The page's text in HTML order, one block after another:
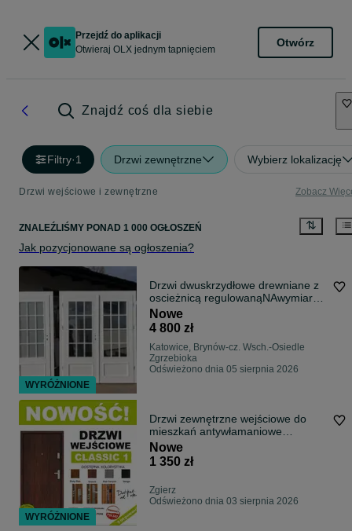
Przejdź do aplikacji
Otwieraj OLX jednym tapnięciem
Otwórz
Znajdź coś dla siebie
Filtry·1 Drzwi zewnętrzne Wybierz lokalizację
Drzwi wejściowe i zewnętrzne Zobacz
ZNALEŹLIŚMY PONAD 1 000 OGŁOSZEŃ
Jak pozycjonowane są ogłoszenia?
Drzwi dwuskrzydłowe drewniane z
oscieżnicą regulowanąNAwymiar
C.POLSKA
Nowe
4 800 zł
Katowice, Brynów-cz. Wsch.-Osiedle
Zgrzebioka
Odświeżono dnia 05 sierpnia 2026
Drzwi zewnętrzne wejściowe do
mieszkań antywłamaniowe
wyciszone z montażem
Nowe
1 350 zł
Zgierz
Odświeżono dnia 03 sierpnia 2026
WYRÓŻNIONE
WYRÓŻNIONE